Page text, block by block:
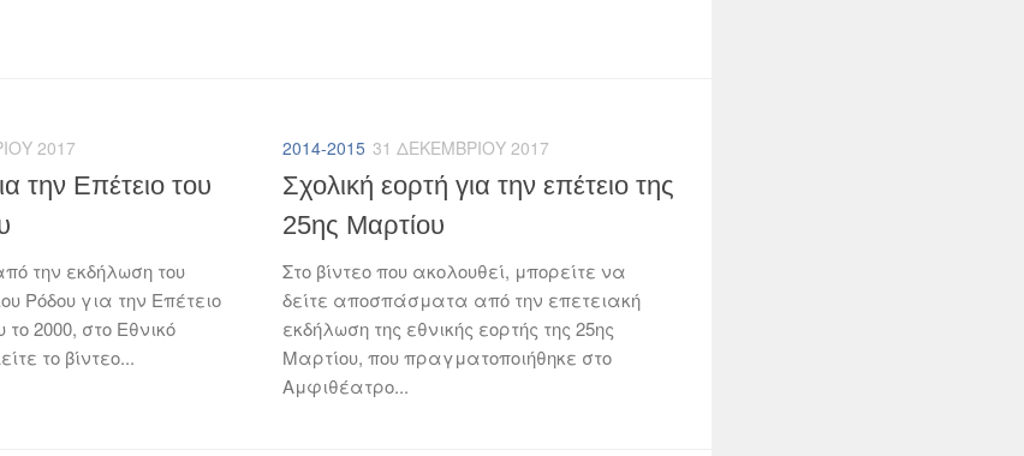
2017
την Επέτειο του
την εκδήλωση του
Ρόδου για την Επέτειο
το 2000, στο Εθνικό
το βίντεο...
2014-2015 31 ΔΕΚΕΜΒΡΊΟΥ 2017
Σχολική εορτή για την επέτειο της
25ης Μαρτίου
Στο βίντεο που ακολουθεί, μπορείτε να
δείτε αποσπάσματα από την επετειακή
εκδήλωση της εθνικής εορτής της 25ης
Μαρτίου, που πραγματοποιήθηκε στο
Αμφιθέατρο...